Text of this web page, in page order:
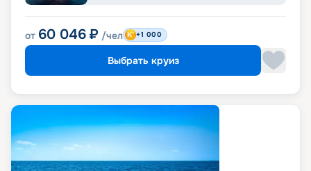
от 60 046 ₽ /чел +1 000
Выбрать круиз